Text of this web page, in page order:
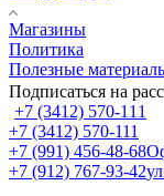
Магазины
Политика
Полезные
Подписаться на
+7 (3412) 570-111
+7 (3412) 570-111
+7 (991) 456-48-68
+7 (912) 767-93-42